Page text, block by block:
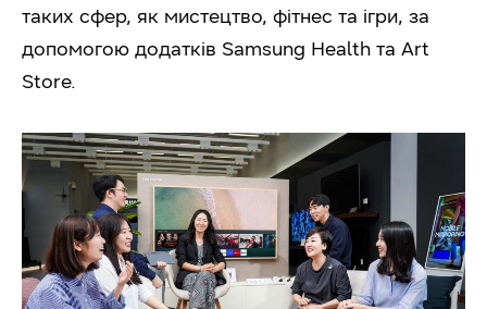
таких сфер, як мистецтво, фітнес та ігри, за
допомогою додатків Samsung Health та Art
Store.